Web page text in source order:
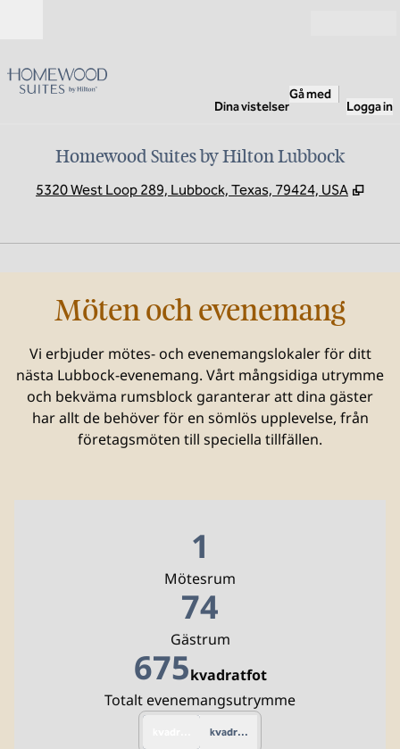
Dina vistelser
Gå med
Logga in
Homewood Suites by Hilton Lubbock
5320 West Loop 289, Lubbock, Texas, 79424, USA ,
Möten och evenemang
Vi erbjuder mötes- och evenemangslokaler för ditt
nästa Lubbock-evenemang. Vårt mångsidiga utrymme
och bekväma rumsblock garanterar att dina gäster
har allt de behöver för en sömlös upplevelse, från
företagsmöten till speciella tillfällen.
1
Mötesrum
74
Gästrum
675kvadratfot
Kvadratfot
Totalt evenemangsutrymme
kvadratmeter